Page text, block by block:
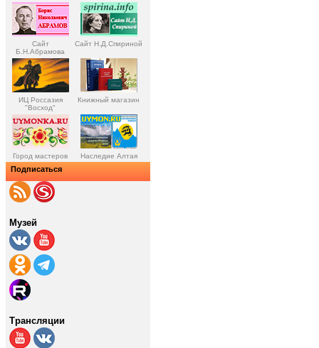
Сайт
Б.Н.Абрамова
Сайт Н.Д.Спириной
ИЦ Россазия
"Восход"
Книжный магазин
Город мастеров Наследие Алтая
Подписаться
Музей
Трансляции